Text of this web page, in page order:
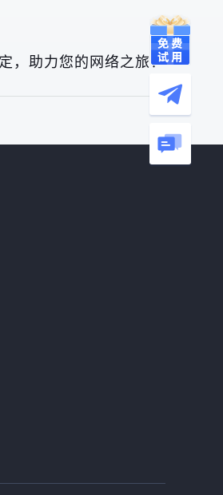
，助力您的网络之旅！